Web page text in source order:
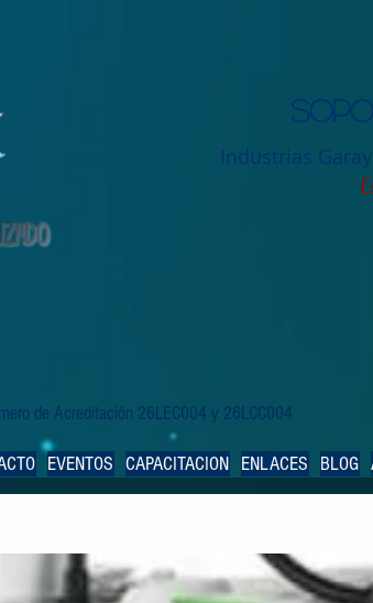
Industrias
de Acreditación 26LEC004 y 26LCC004
EVENTOS CAPACITACION ENLACES BLOG